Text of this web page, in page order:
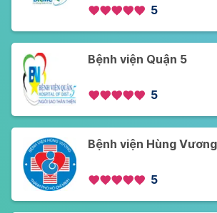
5
Bệnh viện Quận 5
5
Bệnh viện Hùng Vương
5